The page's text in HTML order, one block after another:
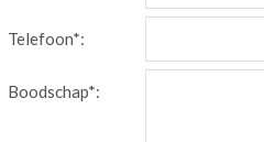
Telefoon*:
Boodschap*: